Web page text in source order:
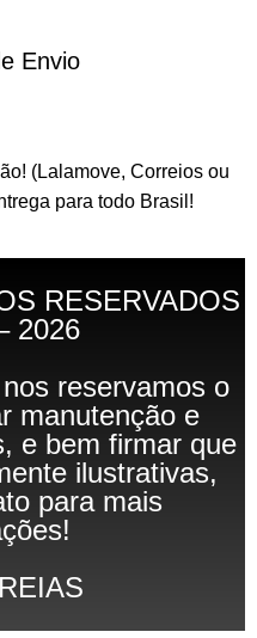
Envio
(Lalamove, Correios ou
para todo Brasil!
RESERVADOS
2026
reservamos o
manutenção e
e bem firmar que
ilustrativas,
para mais